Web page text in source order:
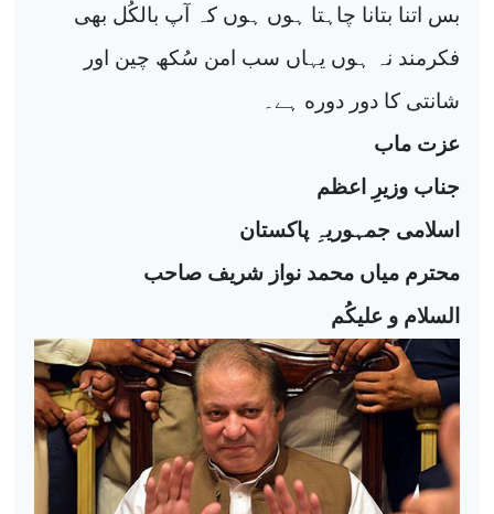
بس اتنا بتانا چاہتا ہوں ہوں کہ آپ بالکُل بھی
فکرمند نہ ہوں یہاں سب امن سُکھ چین اور
شانتی کا دور دور ە ہے۔
عزت ماب
جناب وزیرِ اعظم
اسلامی جمہوریہِ پاکستان
محترم میاں محمد نواز شریف صاحب
السلام و علیکُم